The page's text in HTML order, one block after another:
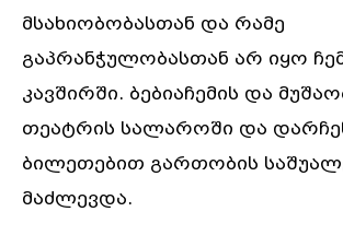
მსახიობობასთან და რამე
გაპრანჭულობასთან არ იყო
კავშირში. ბებიაჩემის და
თეატრის სალაროში და
ბილეთებით გართობის
მაძლევდა.